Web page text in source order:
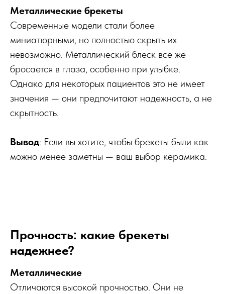
Металлические брекеты
Современные модели стали более
миниатюрными, но полностью скрыть их
невозможно. Металлический блеск все же
бросается в глаза, особенно при улыбке.
Однако для некоторых пациентов это не имеет
значения — они предпочитают надежность, а не
скрытность.
Вывод: Если вы хотите, чтобы брекеты были как
можно менее заметны — ваш выбор керамика.
Прочность: какие брекеты
надежнее?
Металлические
Отличаются высокой прочностью. Они не